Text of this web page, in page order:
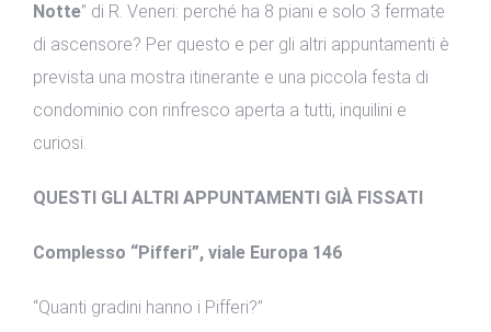
Notte” di R. Veneri: perché ha 8 piani e solo 3 fermate
di ascensore? Per questo e per gli altri appuntamenti è
prevista una mostra itinerante e una piccola festa di
condominio con rinfresco aperta a tutti, inquilini e
curiosi.
QUESTI GLI ALTRI APPUNTAMENTI GIÀ FISSATI
Complesso “Pifferi”, viale Europa 146
“Quanti gradini hanno i Pifferi?”